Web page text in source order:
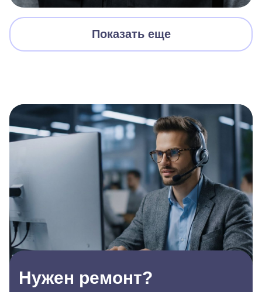
Показать еще
Нужен ремонт?